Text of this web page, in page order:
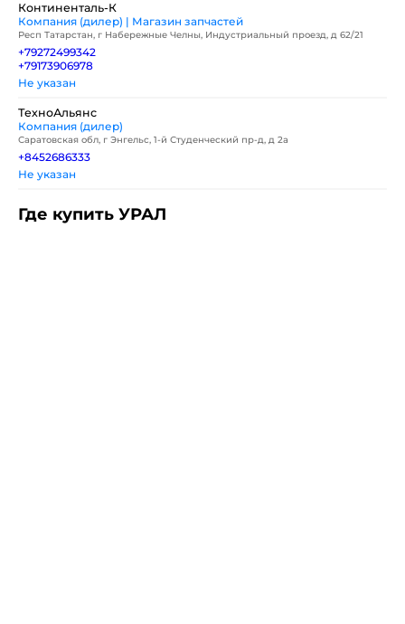
Континенталь-К
Компания (дилер) | Магазин запчастей
Респ Татарстан, г Набережные Челны, Индустриальный проезд, д 62/21
+79272499342
+79173906978
Не указан
ТехноАльянс
Компания (дилер)
Саратовская обл, г Энгельс, 1-й Студенческий пр-д, д 2а
+8452686333
Не указан
Где купить УРАЛ